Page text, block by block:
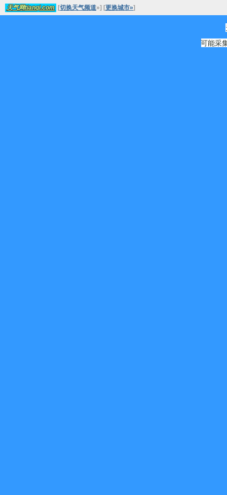
天气网tianqi.com [切换天气频道»] [更换城市»]
可能采